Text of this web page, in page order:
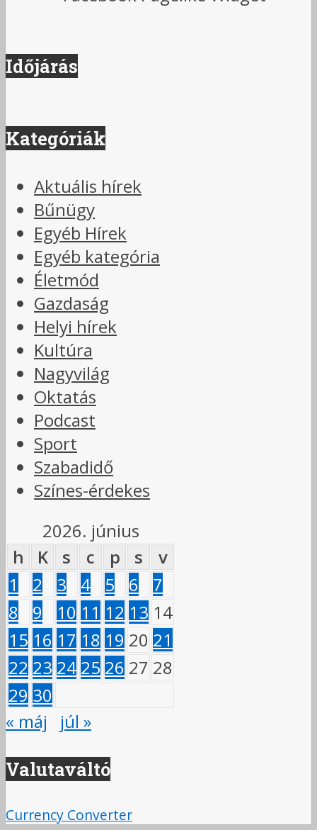
Időjárás
Kategóriák
Aktuális hírek
Bűnügy
Egyéb Hírek
Egyéb kategória
Életmód
Gazdaság
Helyi hírek
Kultúra
Nagyvilág
Oktatás
Podcast
Sport
Szabadidő
Színes-érdekes
2026. június
h
K s c p s
v
1
2 3 4 5 6
7
8
9 10 11 12 13 14
15 16 17 18 19 20 21
22 23 24 25 26 27 28
29 30
« máj
júl »
Valutaváltó
Currency Converter